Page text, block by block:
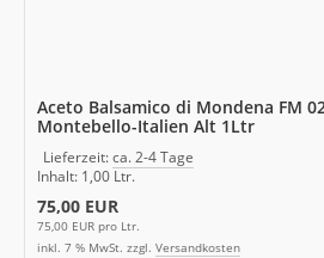
Aceto Balsamico di Mondena FM
Montebello-Italien Alt 1Ltr
Lieferzeit:ca. 2-4 Tage
Inhalt: 1,00 Ltr.
75,00 EUR
75,00 EUR pro Ltr.
inkl. 7 % MwSt. zzgl. Versandkosten